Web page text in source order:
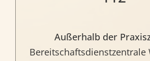
Außerhalb der
Bereitschaftsdienstzentrale